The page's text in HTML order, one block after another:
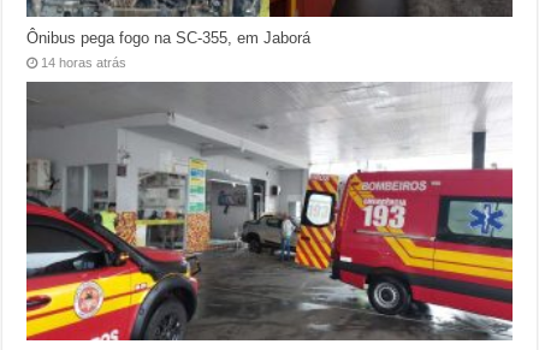
Ônibus pega fogo na SC-355, em Jaborá
14 horas atrás